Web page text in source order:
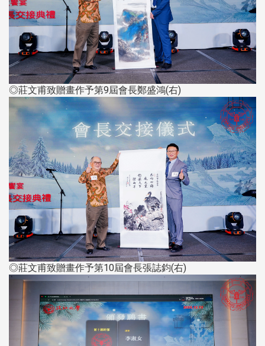
◎莊文甫致贈畫作予第9屆會長鄭盛鴻(右)
◎莊文甫致贈畫作予第10屆會長張誌鈞(右)